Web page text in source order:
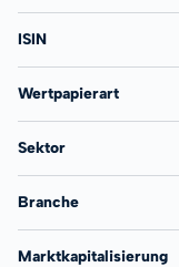
ISIN
Wertpapierart
Sektor
Branche
Marktkapitalisierung